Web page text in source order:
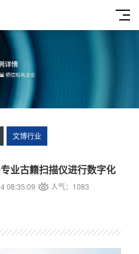
文博行业
业古籍扫描仪进行数字化
08:35:09 人气：1083